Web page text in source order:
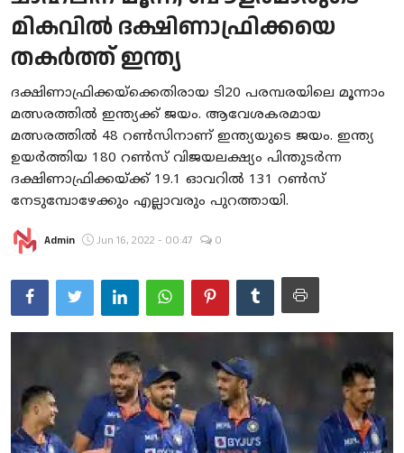
Gulf News
Loksabha Election 2024
Technology
Health
Jobs Mall
Automotive
Career
Business
Local News
മികവില്‍ ദക്ഷിണാഫ്രിക്കയെ
തകര്‍ത്ത് ഇന്ത്യ
ദക്ഷിണാഫ്രിക്കയ്‌ക്കെതിരായ ടി20 പരമ്പരയിലെ മൂന്നാം
മത്സരത്തില്‍ ഇന്ത്യക്ക് ജയം. ആവേശകരമായ
മത്സരത്തില്‍ 48 റണ്‍സിനാണ് ഇന്ത്യയുടെ ജയം. ഇന്ത്യ
ഉയര്‍ത്തിയ 180 റണ്‍സ് വിജയലക്ഷ്യം പിന്തുടര്‍ന്ന
ദക്ഷിണാഫ്രിക്കയ്ക്ക് 19.1 ഓവറില്‍ 131 റണ്‍സ്
നേടുമ്പോഴേക്കും എല്ലാവരും പുറത്തായി.
Admin Jun 16, 2022 - 00:47 0